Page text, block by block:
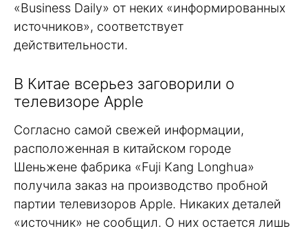
«Business Daily» от неких «информированных
источников», соответствует
действительности.
В Китае всерьез заговорили о
телевизоре Apple
Согласно самой свежей информации,
расположенная в китайском городе
Шеньжене фабрика «Fuji Kang Longhua»
получила заказ на производство пробной
партии телевизоров Apple. Никаких деталей
«источник» не сообщил. О них остается лишь